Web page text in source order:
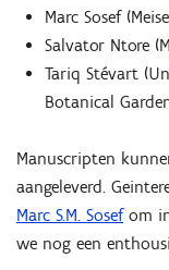
Marc Sosef
Salvator Ntore
Tariq Stévart
Botanical
Manuscripten
aangeleverd.
Marc S.M. Sosefom
we nog een